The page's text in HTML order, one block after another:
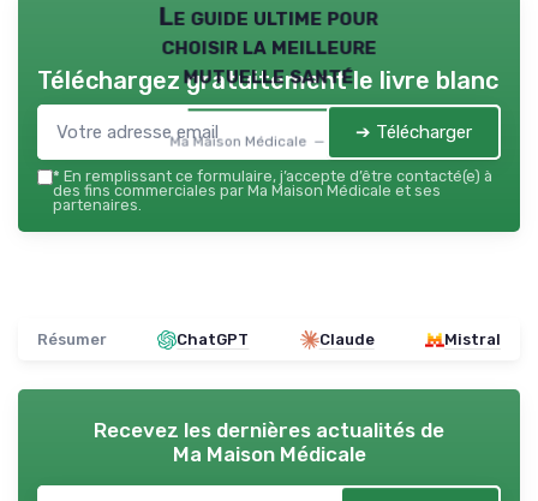
Le guide ultime pour
choisir la meilleure
mutuelle santé
Ma Maison Médicale — 2026
Téléchargez gratuitement le livre blanc
➔ Télécharger
* En remplissant ce formulaire, j’accepte d’être contacté(e) à
des fins commerciales par Ma Maison Médicale et ses
partenaires.
Résumer ChatGPT Claude Mistral
Recevez les dernières actualités de
Ma Maison Médicale